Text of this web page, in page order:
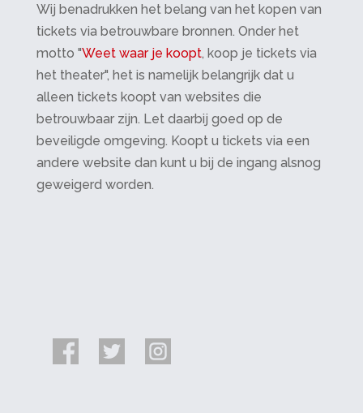
Wij benadrukken het belang van het kopen van
tickets via betrouwbare bronnen. Onder het
motto "Weet waar je koopt, koop je tickets via
het theater", het is namelijk belangrijk dat u
alleen tickets koopt van websites die
betrouwbaar zijn. Let daarbij goed op de
beveiligde omgeving. Koopt u tickets via een
andere website dan kunt u bij de ingang alsnog
geweigerd worden.